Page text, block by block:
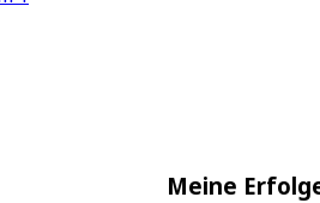
Meine